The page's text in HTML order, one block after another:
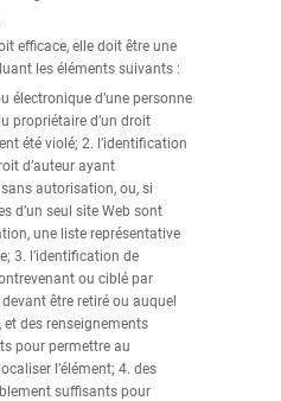
efficace, elle doit être une
les éléments suivants :
électronique d’une personne
propriétaire d’un droit
été violé; 2. l’identification
d’auteur ayant
autorisation, ou, si
d’un seul site Web sont
une liste représentative
3. l’identification de
ou ciblé par
être retiré ou auquel
et des renseignements
pour permettre au
l’élément; 4. des
suffisants pour